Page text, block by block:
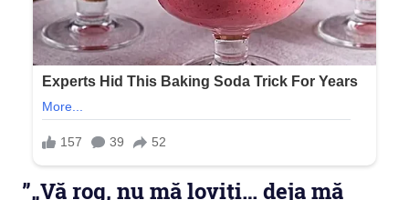
”„Vă rog, nu mă loviți… deja mă